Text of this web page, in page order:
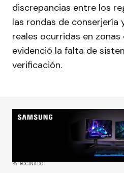
discrepancias entre los
las rondas de conserjería
reales ocurridas en
evidenció la falta de
verificación.
PATROCINADO